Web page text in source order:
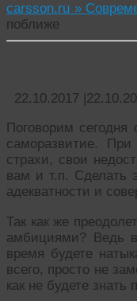
carsson.ru »
поближе
22.10.2017 |
Поговорим
саморазвитие.
страхи, свои
вам и т.п. Сделать
адекватности и
Так как же
амбициями? Ведь
время будете
всего, просто не
как не будете знать